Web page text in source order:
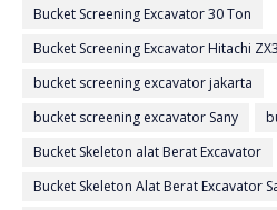
Bucket Screening Excavator 30 Ton
Bucket Screening Excavator Hitachi
bucket screening excavator jakarta
bucket screening excavator Sany
Bucket Skeleton alat Berat Excavator
Bucket Skeleton Alat Berat Excavator